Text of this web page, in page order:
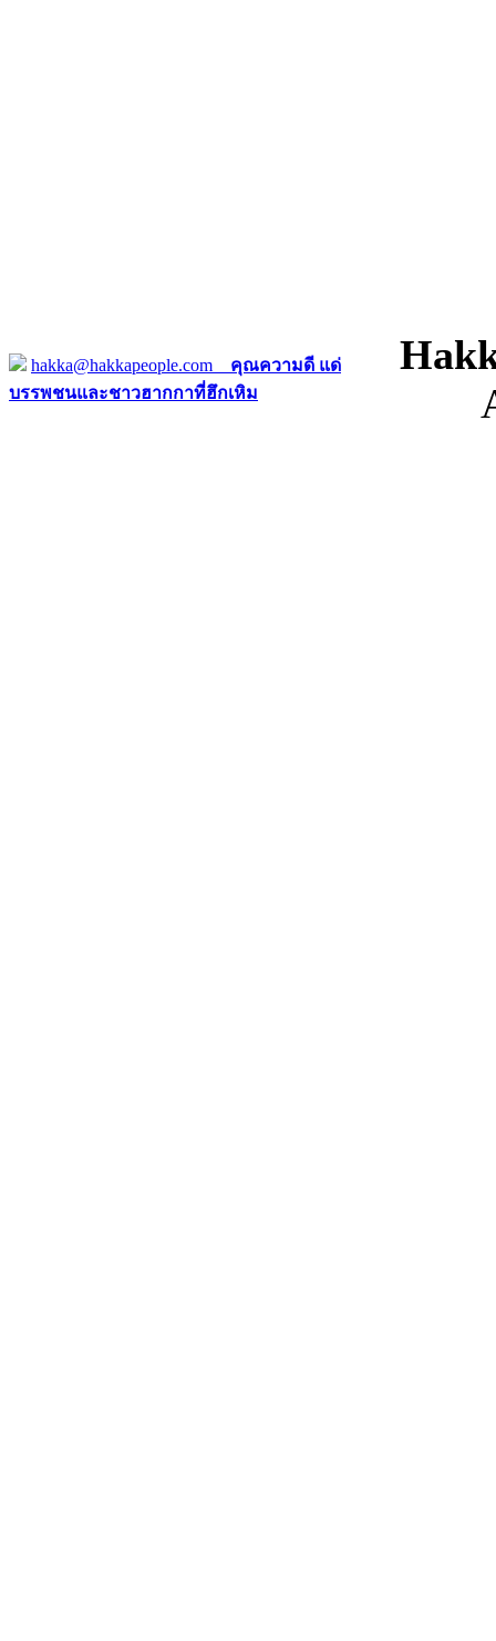
hakka@hakkapeople.com คุณความดี แด่
บรรพชนและชาวฮากกาที่ฮึกเหิม